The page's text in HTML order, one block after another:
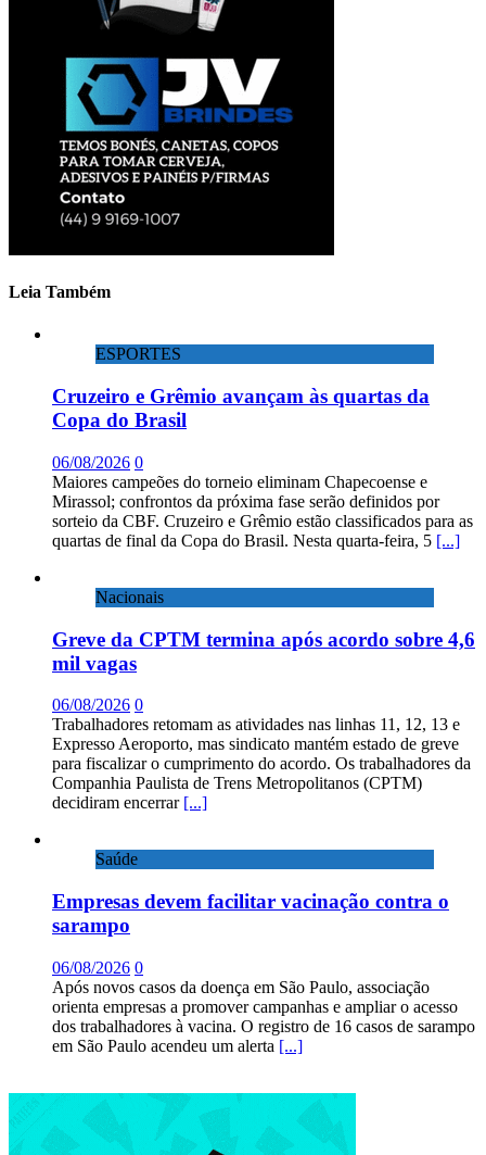
Leia Também
ESPORTES
Cruzeiro e Grêmio avançam às quartas da
Copa do Brasil
06/08/2026 0
Maiores campeões do torneio eliminam Chapecoense e
Mirassol; confrontos da próxima fase serão definidos por
sorteio da CBF. Cruzeiro e Grêmio estão classificados para as
quartas de final da Copa do Brasil. Nesta quarta-feira, 5 [...]
Nacionais
Greve da CPTM termina após acordo sobre 4,6
mil vagas
06/08/2026 0
Trabalhadores retomam as atividades nas linhas 11, 12, 13 e
Expresso Aeroporto, mas sindicato mantém estado de greve
para fiscalizar o cumprimento do acordo. Os trabalhadores da
Companhia Paulista de Trens Metropolitanos (CPTM)
decidiram encerrar [...]
Saúde
Empresas devem facilitar vacinação contra o
sarampo
06/08/2026 0
Após novos casos da doença em São Paulo, associação
orienta empresas a promover campanhas e ampliar o acesso
dos trabalhadores à vacina. O registro de 16 casos de sarampo
em São Paulo acendeu um alerta [...]